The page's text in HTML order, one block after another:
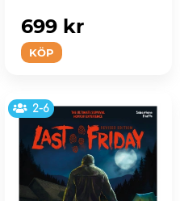
KÖP
699 kr
2-6